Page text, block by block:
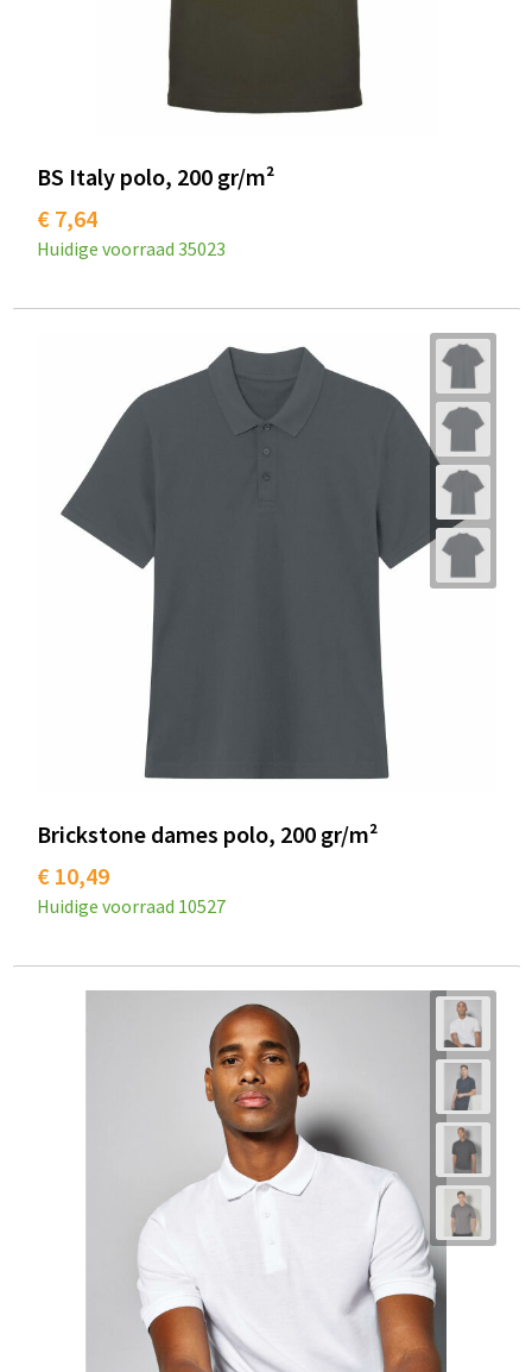
BS Italy polo, 200 gr/m²
€ 7,64
Huidige voorraad 35023
Brickstone dames polo, 200 gr/m²
€ 10,49
Huidige voorraad 10527